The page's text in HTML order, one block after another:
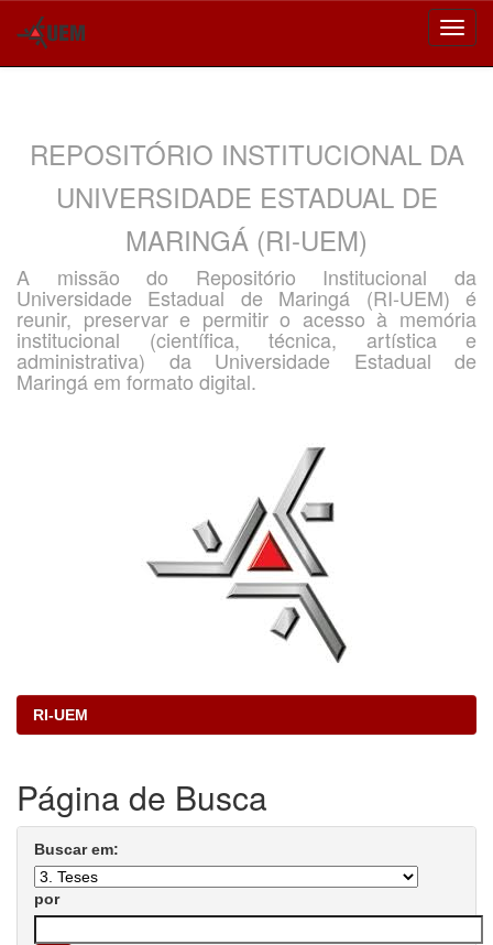
REPOSITÓRIO INSTITUCIONAL DA
UNIVERSIDADE ESTADUAL DE
MARINGÁ (RI-UEM)
A missão do Repositório Institucional da
Universidade Estadual de Maringá (RI-UEM) é
reunir, preservar e permitir o acesso à memória
institucional (científica, técnica, artística e
administrativa) da Universidade Estadual de
Maringá em formato digital.
RI-UEM
Página de Busca
Buscar em:
por